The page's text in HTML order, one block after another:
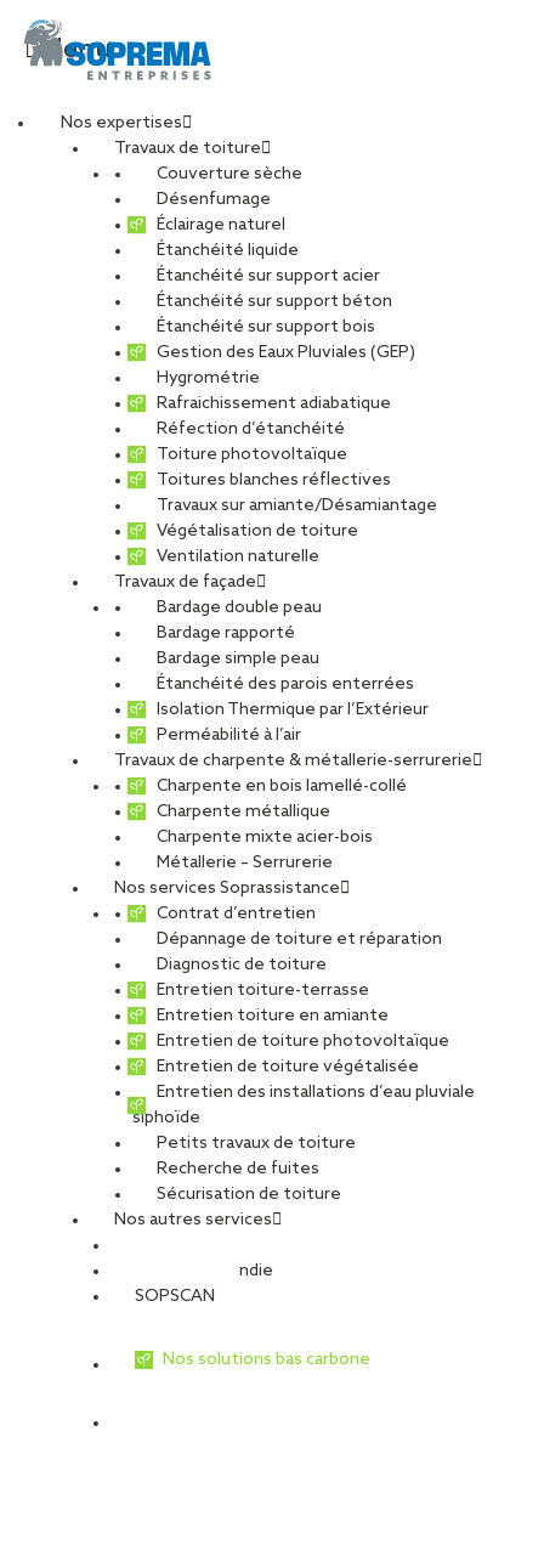
Menu
Nos expertises
Travaux de toiture
Couverture sèche
Désenfumage
Éclairage naturel
Étanchéité liquide
Étanchéité sur support acier
Étanchéité sur support béton
Étanchéité sur support bois
Gestion des Eaux Pluviales (GEP)
Hygrométrie
Rafraichissement adiabatique
Réfection d’étanchéité
Toiture photovoltaïque
Toitures blanches réflectives
Travaux sur amiante/Désamiantage
Végétalisation de toiture
Ventilation naturelle
Travaux de façade
Bardage double peau
Bardage rapporté
Bardage simple peau
Étanchéité des parois enterrées
Isolation Thermique par l’Extérieur
Perméabilité à l’air
Travaux de charpente & métallerie-serrurerie
Charpente en bois lamellé-collé
Charpente métallique
Charpente mixte acier-bois
Métallerie – Serrurerie
Nos services Soprassistance
Contrat d’entretien
Dépannage de toiture et réparation
Diagnostic de toiture
Entretien toiture-terrasse
Entretien toiture en amiante
Entretien de toiture photovoltaïque
Entretien de toiture végétalisée
Entretien des installations d’eau pluviale
siphoïde
Petits travaux de toiture
Recherche de fuites
Sécurisation de toiture
Nos autres services
Sécurité Incendie
SOPSCAN
Nos solutions bas carbone
20221006_013119
PARTAGER